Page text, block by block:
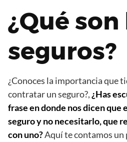
¿Qué son
seguros?
¿Conoces la importancia que
contratar un seguro?, ¿Has
frase en donde nos dicen que
seguro y no necesitarlo, que
con uno?Aquí te contamos un